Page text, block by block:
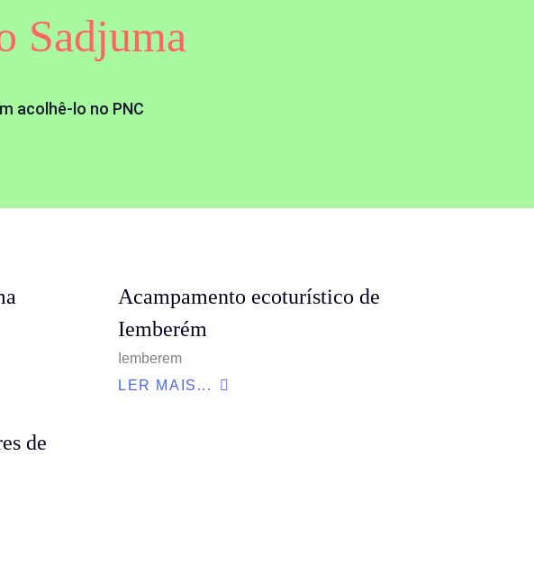
Sadjuma
acolhê-lo no PNC
Acampamento ecoturístico de
Iemberém
Iemberem
LER MAIS...
de